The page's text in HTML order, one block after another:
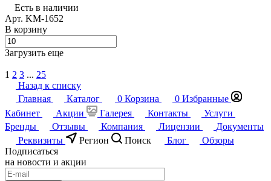
Есть в наличии
Арт. KM-1652
В корзину
Загрузить еще
1 2 3 ... 25
Назад к списку
Главная
Каталог 0 Корзина 0 Избранные
Кабинет
Акции Галерея Контакты
Услуги
Бренды
Отзывы Компания Лицензии
Документы
Реквизиты
Регион Поиск Блог
Обзоры
Подписаться
на новости и акции